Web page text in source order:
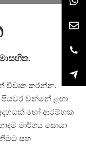
විවෘත කරන්න.
පියවර වන්නේ ළඟා
හෝ ආරම්භක
මාර්ගය සොයා
සහ